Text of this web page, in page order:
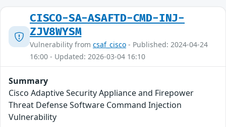
CISCO-SA-ASAFTD-CMD-INJ-
ZJV8WYSM
Vulnerability from csaf_cisco - Published: 2024-04-24
16:00 - Updated: 2026-03-04 16:10
Summary
Cisco Adaptive Security Appliance and Firepower
Threat Defense Software Command Injection
Vulnerability